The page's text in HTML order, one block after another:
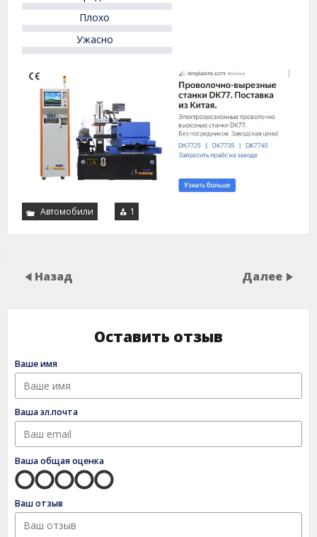
Плохо
Ужасно
Автомобили 1
Назад Далее
Оставить отзыв
Ваше имя
Ваша эл.почта
Ваша общая оценка
Ваш отзыв